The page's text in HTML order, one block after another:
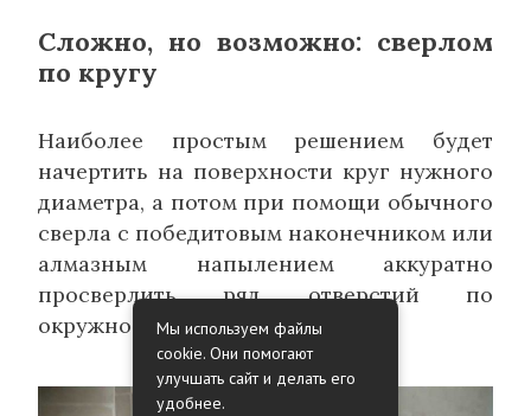
Сложно, но возможно: сверлом
по кругу
Наиболее простым решением будет
начертить на поверхности круг нужного
диаметра, а потом при помощи обычного
сверла с победитовым наконечником или
алмазным напылением аккуратно
просверлить ряд отверстий по
окружности.Мы используем файлы
cookie. Они помогают
улучшать сайт и делать его
удобнее.